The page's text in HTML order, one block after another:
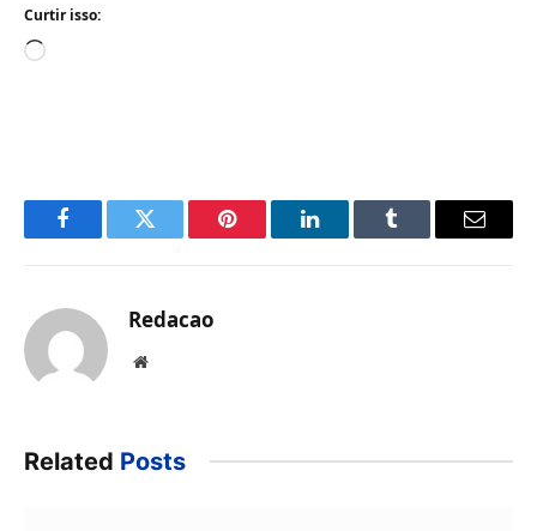
Curtir isso:
Carregando...
FacebookTwitter Pinterest LinkedInTumblr Email
Redacao
Website
Related Posts